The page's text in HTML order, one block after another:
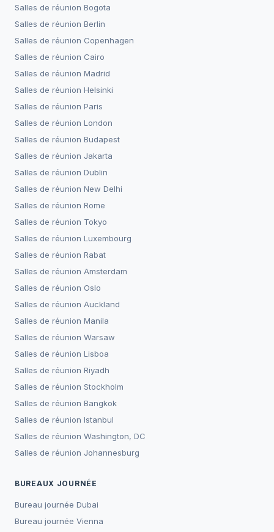
Salles de réunion Bogota
Salles de réunion Berlin
Salles de réunion Copenhagen
Salles de réunion Cairo
Salles de réunion Madrid
Salles de réunion Helsinki
Salles de réunion Paris
Salles de réunion London
Salles de réunion Budapest
Salles de réunion Jakarta
Salles de réunion Dublin
Salles de réunion New Delhi
Salles de réunion Rome
Salles de réunion Tokyo
Salles de réunion Luxembourg
Salles de réunion Rabat
Salles de réunion Amsterdam
Salles de réunion Oslo
Salles de réunion Auckland
Salles de réunion Manila
Salles de réunion Warsaw
Salles de réunion Lisboa
Salles de réunion Riyadh
Salles de réunion Stockholm
Salles de réunion Bangkok
Salles de réunion Istanbul
Salles de réunion Washington, DC
Salles de réunion Johannesburg
BUREAUX JOURNÉE
Bureau journée Dubai
Bureau journée Vienna